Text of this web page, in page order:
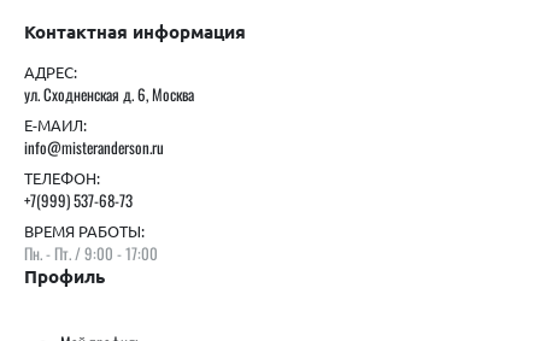
Контактная информация
АДРЕС:
ул. Сходненская д. 6, Москва
Е-МАИЛ:
info@misteranderson.ru
ТЕЛЕФОН:
+7(999) 537-68-73
ВРЕМЯ РАБОТЫ:
Пн. - Пт. / 9:00 - 17:00
Профиль